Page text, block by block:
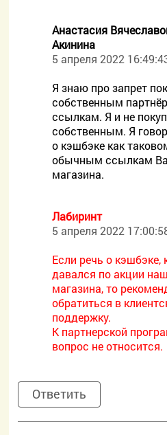
Анастасия
Акинина
5 апреля 2022
Я знаю про запрет
собственным
ссылкам. Я и не
собственным. Я
о кэшбэке как
обычным ссылкам
магазина.
Лабиринт
5 апреля 2022
Если речь о кэшбэке,
давался по акции
магазина, то
обратиться в
поддержку.
К партнерской
вопрос не относится.
Ответить